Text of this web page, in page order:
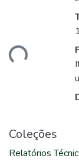
Coleções
Relatórios